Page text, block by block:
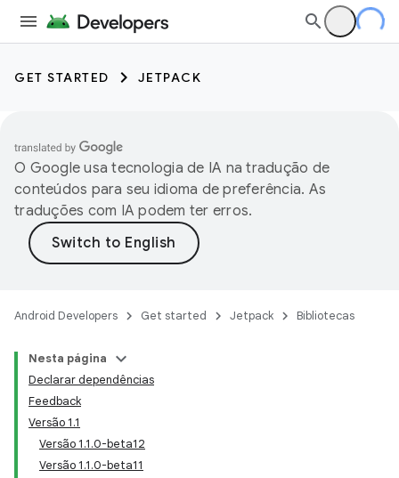
GET STARTED JETPACK
O Google usa tecnologia de IA na tradução de
conteúdos para seu idioma de preferência. As
traduções com IA podem ter erros.
Android Developers Get started Jetpack Bibliotecas
Nesta página
Declarar dependências
Feedback
Versão 1.1
Versão 1.1.0-beta12
Versão 1.1.0-beta11